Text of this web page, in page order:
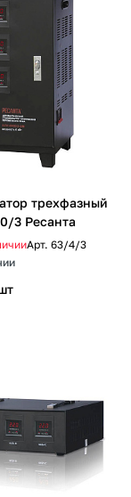
трехфазный
3 Ресанта
Арт. 63/4/3